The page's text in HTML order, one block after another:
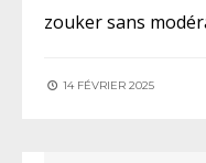
zouker sans
14 FÉVRIER 2025